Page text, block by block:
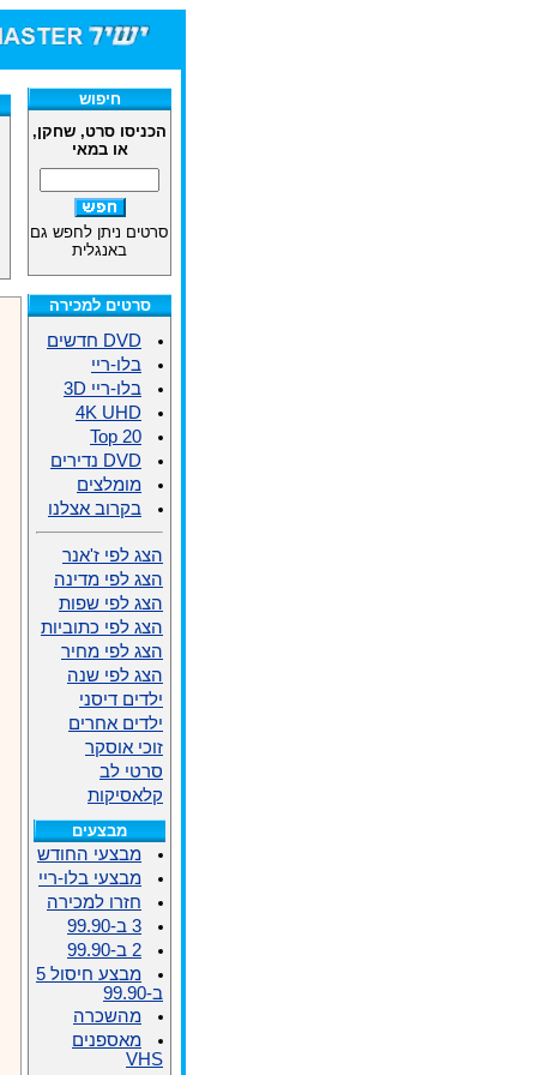
חיפוש
הכניסו סרט, שחקן,
או במאי
סרטים ניתן לחפש גם
באנגלית
סרטים למכירה
DVD חדשים
בלו-ריי
בלו-ריי 3D
4K UHD
Top 20
DVD נדירים
מומלצים
בקרוב אצלנו
הצג לפי ז'אנר
הצג לפי מדינה
הצג לפי שפות
הצג לפי כתוביות
הצג לפי מחיר
הצג לפי שנה
ילדים דיסני
ילדים אחרים
זוכי אוסקר
סרטי לב
קלאסיקות
מבצעים
מבצעי החודש
מבצעי בלו-ריי
חזרו למכירה
3 ב-99.90
2 ב-99.90
מבצע חיסול 5
ב-99.90
מהשכרה
מאספנים
VHS